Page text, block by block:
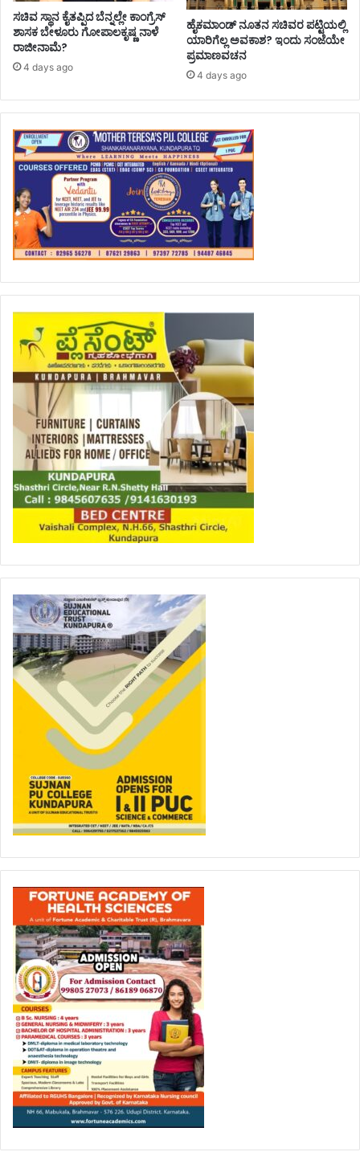
ಸಚಿವ ಸ್ಥಾನ ಕೈತಪ್ಪಿದ ಬೆನ್ನಲ್ಲೇ ಕಾಂಗ್ರೆಸ್‌
ಶಾಸಕ ಬೇಳೂರು ಗೋಪಾಲಕೃಷ್ಣ ನಾಳೆ
ರಾಜೀನಾಮೆ?
4 days ago
ಹೈಕಮಾಂಡ್ ನೂತನ ಸಚಿವರ ಪಟ್ಟಿಯಲ್ಲಿ
ಯಾರಿಗೆಲ್ಲ ಅವಕಾಶ? ಇಂದು ಸಂಜೆಯೇ
ಪ್ರಮಾಣವಚನ
4 days ago